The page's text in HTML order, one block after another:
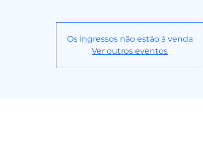
Os ingressos não estão à venda
Ver outros eventos